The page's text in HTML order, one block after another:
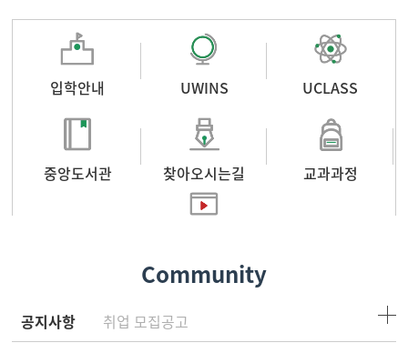
입학안내 UWINS UCLASS
중앙도서관 찾아오시는길 교과과정
Community
공지사항 취업 모집공고